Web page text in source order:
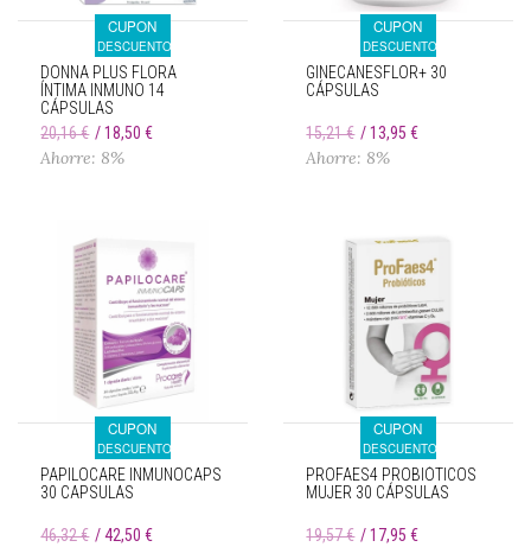
CUPON
DESCUENTO
DONNA PLUS FLORA
ÍNTIMA INMUNO 14
CÁPSULAS
20,16 €
18,50 €
Ahorre: 8%
CUPON
DESCUENTO
GINECANESFLOR+ 30
CÁPSULAS
15,21 € 13,95 €
Ahorre: 8%
CUPON
DESCUENTO
PAPILOCARE INMUNOCAPS
30 CAPSULAS
46,32 € 42,50 €
CUPON
DESCUENTO
PROFAES4 PROBIÓTICOS
MUJER 30 CÁPSULAS
19,57 € 17,95 €